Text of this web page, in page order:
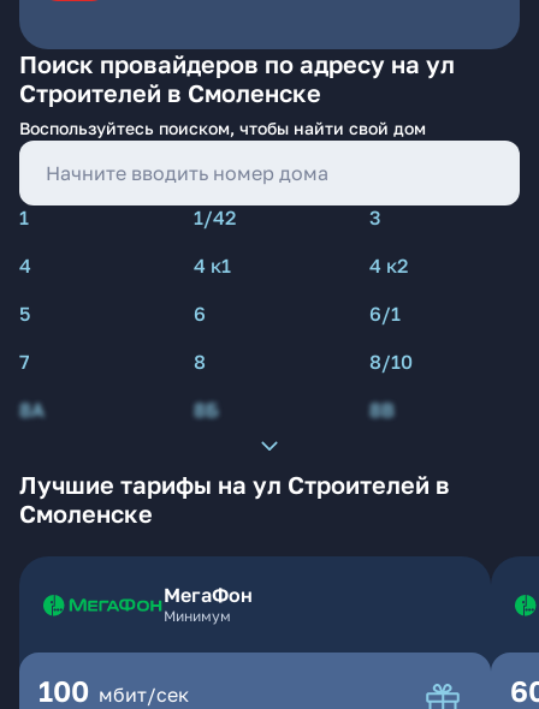
Поиск провайдеров по адресу на ул
Строителей в Смоленске
Воспользуйтесь поиском, чтобы найти свой дом
1 1/42
3
4
4 к1
4 к2
5
6
6/1
7
8
8/10
8А
8Б 8В
Лучшие тарифы на ул Строителей в
Смоленске
МегаФон
Минимум
100 мбит/сек